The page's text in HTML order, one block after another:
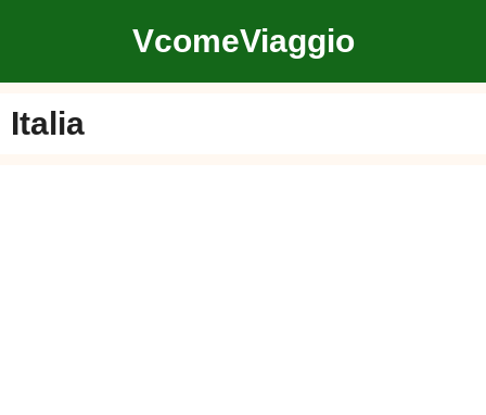
contenuto
VcomeViaggio
Italia